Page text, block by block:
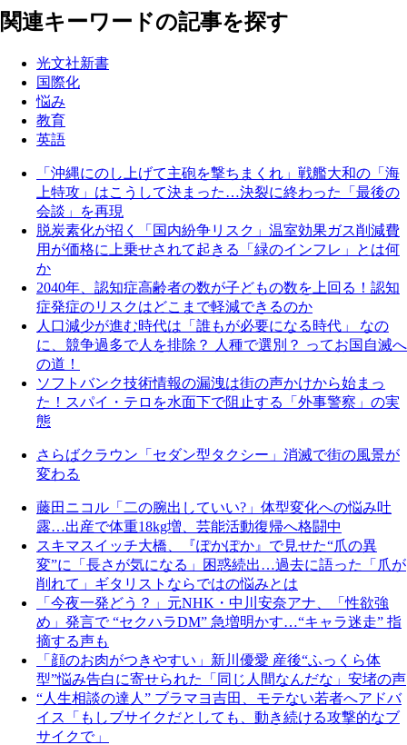
関連キーワードの記事を探す
光文社新書
国際化
悩み
教育
英語
「沖縄にのし上げて主砲を撃ちまくれ」戦艦大和の「海
上特攻」はこうして決まった…決裂に終わった「最後の
会談」を再現
脱炭素化が招く「国内紛争リスク」温室効果ガス削減費
用が価格に上乗せされて起きる「緑のインフレ」とは何
か
2040年、認知症高齢者の数が子どもの数を上回る！認知
症発症のリスクはどこまで軽減できるのか
人口減少が進む時代は「誰もが必要になる時代」 なの
に、競争過多で人を排除？ 人種で選別？ ってお国自滅へ
の道！
ソフトバンク技術情報の漏洩は街の声かけから始まっ
た！スパイ・テロを水面下で阻止する「外事警察」の実
態
さらばクラウン「セダン型タクシー」消滅で街の風景が
変わる
藤田ニコル「二の腕出していい?」体型変化への悩み吐
露…出産で体重18kg増、芸能活動復帰へ格闘中
スキマスイッチ大橋、『ぽかぽか』で見せた“爪の異
変”に「長さが気になる」困惑続出…過去に語った「爪が
削れて」ギタリストならではの悩みとは
「今夜一発どう？」元NHK・中川安奈アナ、「性欲強
め」発言で “セクハラDM” 急増明かす…“キャラ迷走” 指
摘する声も
「顔のお肉がつきやすい」新川優愛 産後“ふっくら体
型”悩み告白に寄せられた「同じ人間なんだな」安堵の声
“人生相談の達人” ブラマヨ吉田、モテない若者へアドバ
イス「もしブサイクだとしても、動き続ける攻撃的なブ
サイクで」